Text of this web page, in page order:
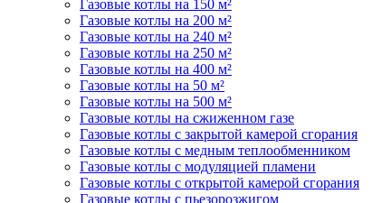
Газовые котлы на 150 м²
Газовые котлы на 200 м²
Газовые котлы на 240 м²
Газовые котлы на 250 м²
Газовые котлы на 400 м²
Газовые котлы на 50 м²
Газовые котлы на 500 м²
Газовые котлы на сжиженном газе
Газовые котлы с закрытой камерой сгорания
Газовые котлы с медным теплообменником
Газовые котлы с модуляцией пламени
Газовые котлы с открытой камерой сгорания
Газовые котлы с пьезорозжигом